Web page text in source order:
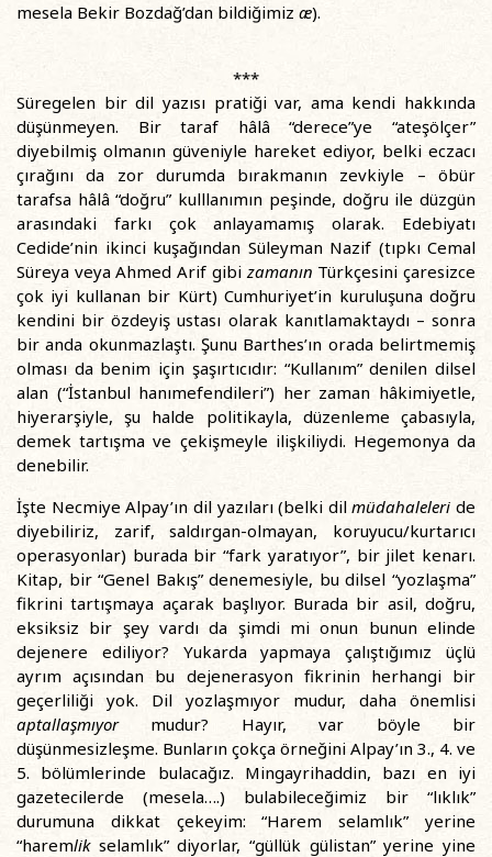
mesela Bekir Bozdağ’dan bildiğimiz æ).
***
Süregelen bir dil yazısı pratiği var, ama kendi hakkında
düşünmeyen. Bir taraf hâlâ “derece”ye “ateşölçer”
diyebilmiş olmanın güveniyle hareket ediyor, belki eczacı
çırağını da zor durumda bırakmanın zevkiyle – öbür
tarafsa hâlâ “doğru” kulllanımın peşinde, doğru ile düzgün
arasındaki farkı çok anlayamamış olarak. Edebiyatı
Cedide’nin ikinci kuşağından Süleyman Nazif (tıpkı Cemal
Süreya veya Ahmed Arif gibizamanın Türkçesini çaresizce
çok iyi kullanan bir Kürt) Cumhuriyet’in kuruluşuna doğru
kendini bir özdeyiş ustası olarak kanıtlamaktaydı – sonra
bir anda okunmazlaştı. Şunu Barthes’ın orada belirtmemiş
olması da benim için şaşırtıcıdır: “Kullanım” denilen dilsel
alan (“İstanbul hanımefendileri”) her zaman hâkimiyetle,
hiyerarşiyle, şu halde politikayla, düzenleme çabasıyla,
demek tartışma ve çekişmeyle ilişkiliydi. Hegemonya da
denebilir.
İşte Necmiye Alpay’ın dil yazıları (belki dilmüdahaleleri de
diyebiliriz, zarif, saldırgan-olmayan, koruyucu/kurtarıcı
operasyonlar) burada bir “fark yaratıyor”, bir jilet kenarı.
Kitap, bir “Genel Bakış” denemesiyle, bu dilsel “yozlaşma”
fikrini tartışmaya açarak başlıyor. Burada bir asil, doğru,
eksiksiz bir şey vardı da şimdi mi onun bunun elinde
dejenere ediliyor? Yukarda yapmaya çalıştığımız üçlü
ayrım açısından bu dejenerasyon fikrinin herhangi bir
geçerliliği yok. Dil yozlaşmıyor mudur, daha önemlisi
aptallaşmıyormudur? Hayır, var böyle bir
düşünmesizleşme. Bunların çokça örneğini Alpay’ın 3., 4. ve
5. bölümlerinde bulacağız. Mingayrihaddin, bazı en iyi
gazetecilerde (mesela….) bulabileceğimiz bir “lıklık”
durumuna dikkat çekeyim: “Harem selamlık” yerine
“haremlikselamlık” diyorlar, “güllük gülistan” yerine yine